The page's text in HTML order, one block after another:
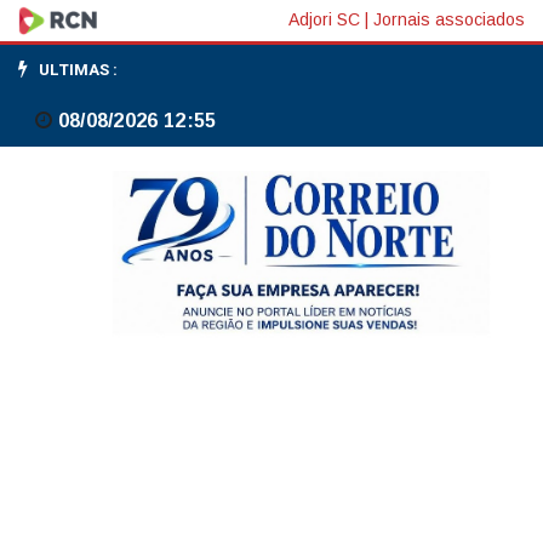
STJ:
estado
de
protocolo
Adjori SC Jornais associados
ULTIMAS :
08/08/2026 12:55